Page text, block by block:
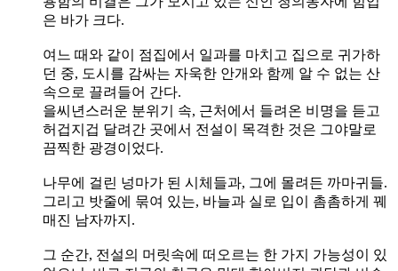
은 바가 크다.
여느 때와 같이 점집에서 일과를 마치고 집으로 귀가하
던 중, 도시를 감싸는 자욱한 안개와 함께 알 수 없는 산
속으로 끌려들어 간다.
을씨년스러운 분위기 속, 근처에서 들려온 비명을 듣고
허겁지겁 달려간 곳에서 전설이 목격한 것은 그야말로
끔찍한 광경이었다.
나무에 걸린 넝마가 된 시체들과, 그에 몰려든 까마귀들.
그리고 밧줄에 묶여 있는, 바늘과 실로 입이 촘촘하게 꿰
매진 남자까지.
그 순간, 전설의 머릿속에 떠오르는 한 가지 가능성이 있